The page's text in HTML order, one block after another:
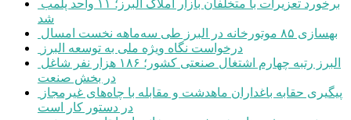
شد
بهسازی ۸۵ موتورخانه در البرز طی سه‌ماهه نخست امسال
درخواست نگاه ویژه ملی به توسعه البرز
در بخش صنعت
در دستور کار است